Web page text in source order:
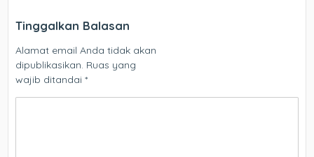
Tinggalkan Balasan
Alamat email Anda tidak akan
dipublikasikan. Ruas yang
wajib ditandai*